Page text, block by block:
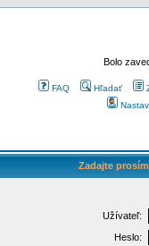
Bolo
FAQ Hľadať
Zadajte
Užívateľ:
Heslo: